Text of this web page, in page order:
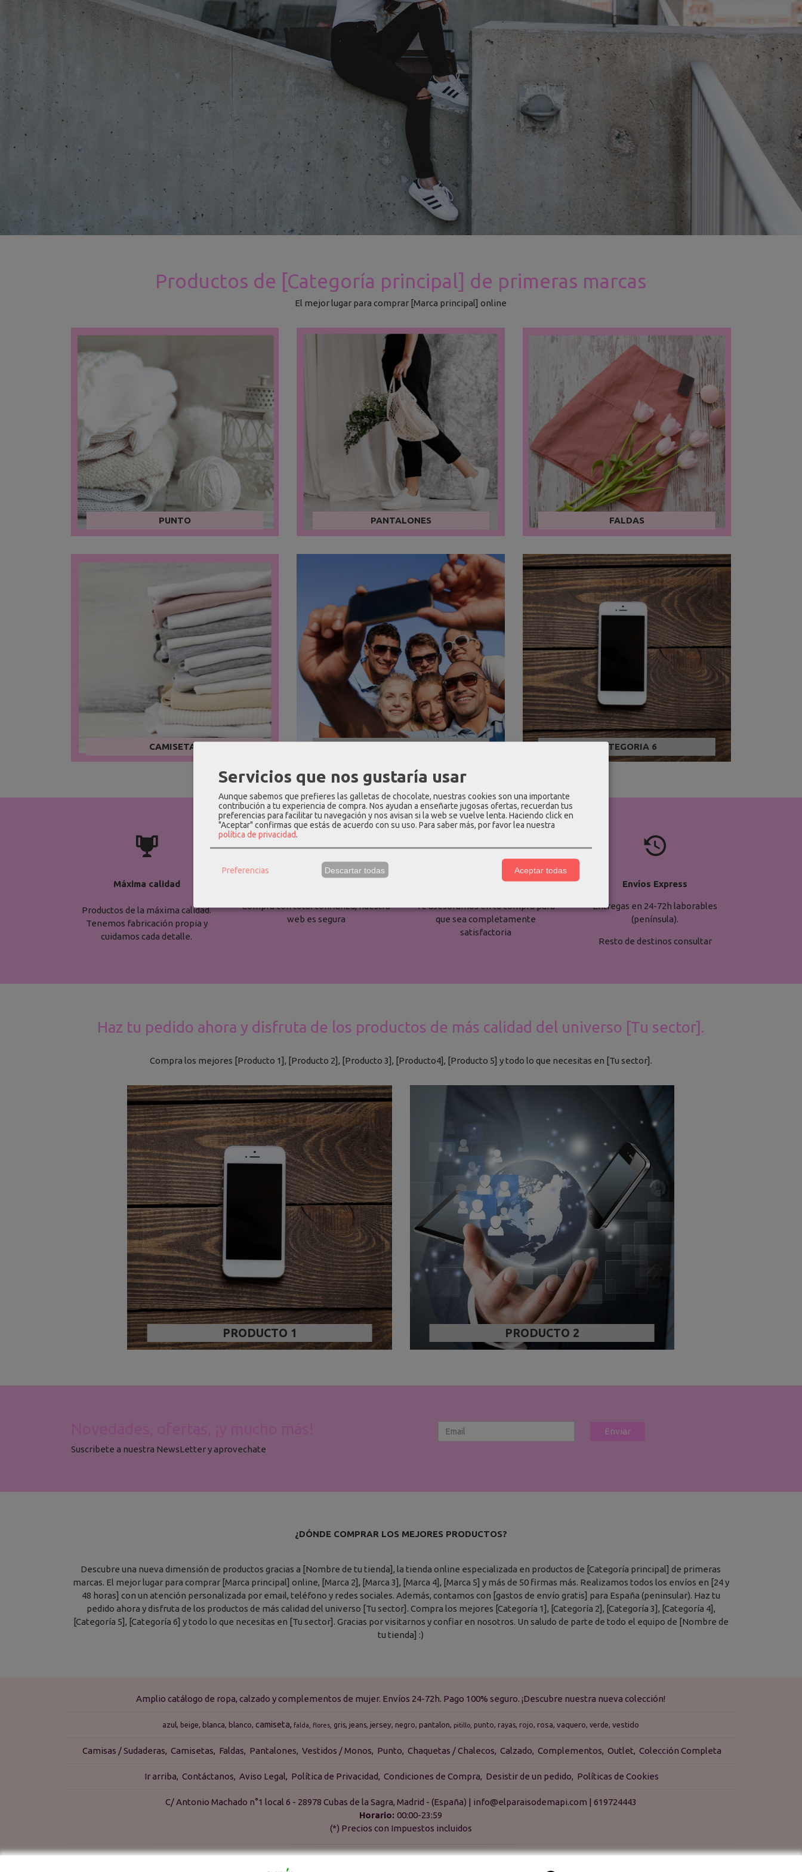
Productos de [Categoría principal] de primeras marcas
El mejor lugar para comprar [Marca principal] online
PUNTO PANTALONES FALDAS
CAMISETAS CATEGORIA 6

Máxima calidad
Productos de la máxima calidad.
Tenemos fabricación propia y
cuidamos cada detalle.

Compra con total confianza, nuestra
web es segura

Atención Personalizada
Te asesoramos en tu compra para
que sea completamente
satisfactoria

Envíos Express
Entregas en 24-72h laborables
(península).
Resto de destinos consultar
Haz tu pedido ahora y disfruta de los productos de más calidad del universo [Tu sector].
Compra los mejores [Producto 1], [Producto 2], [Producto 3], [Producto4], [Producto 5] y todo lo que necesitas en [Tu sector].
PRODUCTO 1 PRODUCTO 2
Suscribete a nuestra NewsLetter y aprovechate
¿DÓNDE COMPRAR LOS MEJORES PRODUCTOS?
Descubre una nueva dimensión de productos gracias a [Nombre de tu tienda], la tienda online especializada en productos de [Categoría principal] de primeras
marcas. El mejor lugar para comprar [Marca principal] online, [Marca 2], [Marca 3], [Marca 4], [Marca 5] y más de 50 firmas más. Realizamos todos los envíos en [24 y
48 horas] con un atención personalizada por email, teléfono y redes sociales. Además, contamos con [gastos de envío gratis] para España (peninsular). Haz tu
pedido ahora y disfruta de los productos de más calidad del universo [Tu sector]. Compra los mejores [Categoría 1], [Categoría 2], [Categoría 3], [Categoría 4],
[Categoría 5], [Categoría 6] y todo lo que necesitas en [Tu sector]. Gracias por visitarnos y confiar en nosotros. Un saludo de parte de todo el equipo de [Nombre de
tu tienda] :)
Amplio catálogo de ropa, calzado y complementos de mujer. Envíos 24-72h. Pago 100% seguro. ¡Descubre nuestra nueva colección!
azul beige blanca blanco camiseta falda flores gris jeans jersey negro pantalon pitillo punto rayas rojo rosa vaquero verde vestido
Camisas / Sudaderas Camisetas Faldas Pantalones Vestidos / Monos Punto Chaquetas / Chalecos Calzado Complementos Outlet Colección Completa
Ir arriba Contáctanos Aviso Legal Política de Privacidad Condiciones de Compra Desistir de un pedido Políticas de Cookies
C/ Antonio Machado n°1 local 6 - 28978 Cubas de la Sagra, Madrid - (España) | info@elparaisodemapi.com | 619724443
Horario:00:00-23:59
(*) Precios con Impuestos incluidos
Servicios que nos gustaría usar
Aunque sabemos que prefieres las galletas de chocolate, nuestras cookies son una importante
contribución a tu experiencia de compra. Nos ayudan a enseñarte jugosas ofertas, recuerdan tus
preferencias para facilitar tu navegación y nos avisan si la web se vuelve lenta. Haciendo click en
"Aceptar" confirmas que estás de acuerdo con su uso. Para saber más, por favor lea nuestra
política de privacidad.
Preferencias Descartar todas Aceptar todas